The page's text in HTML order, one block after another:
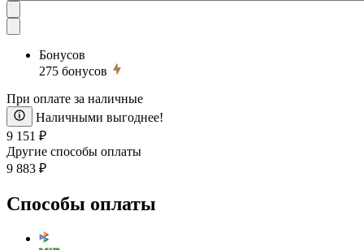
Бонусов
275 бонусов
При оплате за наличные
Наличными выгоднее!
9 151 ₽
Другие способы оплаты
9 883 ₽
Способы оплаты